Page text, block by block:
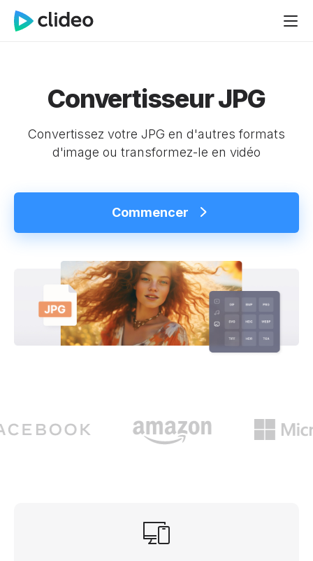
Convertisseur JPG
Convertissez votre JPG en d'autres formats
d'image ou transformez-le en vidéo
Commencer